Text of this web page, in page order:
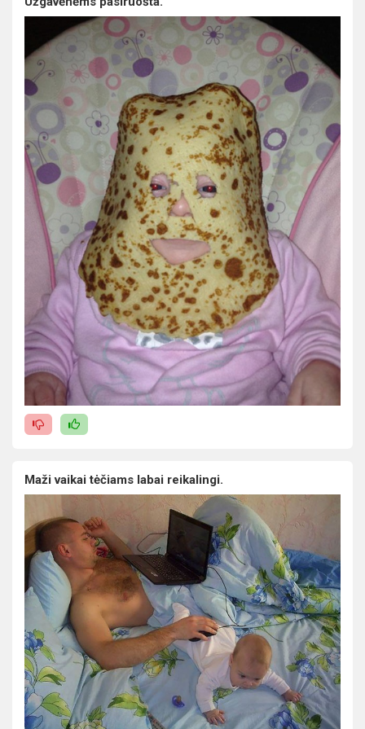
Maži vaikai tėčiams labai reikalingi.